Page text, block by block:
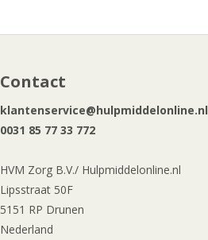
Contact
klantenservice@hulpmiddelonline.nl
0031 85 77 33 772
HVM Zorg B.V./ Hulpmiddelonline.nl
Lipsstraat 50F
5151 RP Drunen
Nederland